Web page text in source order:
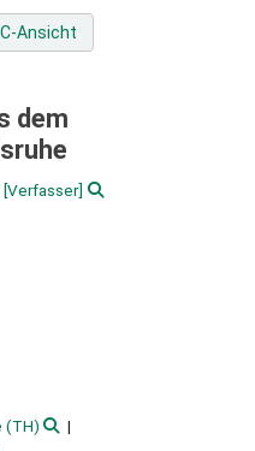
Ansicht
dem
[Verfasser]
(TH)